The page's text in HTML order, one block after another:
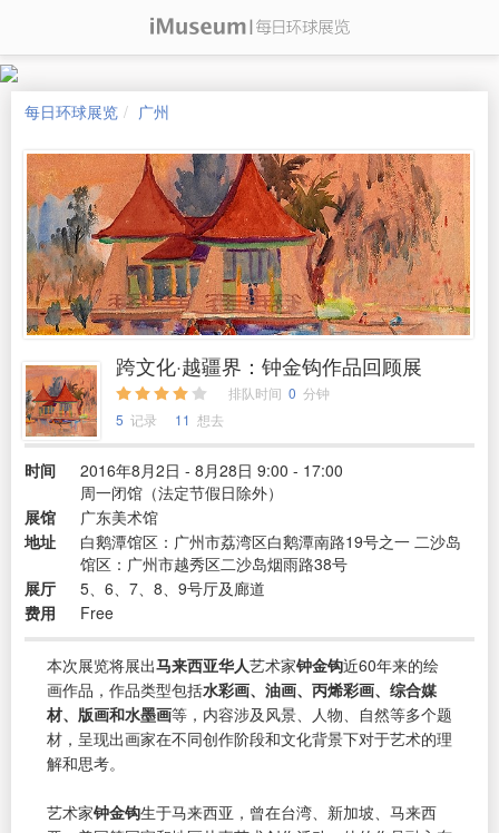
每日环球展览 广州
跨文化·越疆界：钟金钩作品回顾展
排队时间 0 分钟
5 记录 11 想去
时间
2016年8月2日 - 8月28日 9:00 - 17:00
周一闭馆（法定节假日除外）
展馆
广东美术馆
地址
白鹅潭馆区：广州市荔湾区白鹅潭南路19号之一 二沙岛
馆区：广州市越秀区二沙岛烟雨路38号
展厅
5、6、7、8、9号厅及廊道
费用
Free
本次展览将展出马来西亚华人艺术家钟金钩近60年来的绘
画作品，作品类型包括水彩画、油画、丙烯彩画、综合媒
材、版画和水墨画等，内容涉及风景、人物、自然等多个题
材，呈现出画家在不同创作阶段和文化背景下对于艺术的理
解和思考。
艺术家钟金钩生于马来西亚，曾在台湾、新加坡、马来西